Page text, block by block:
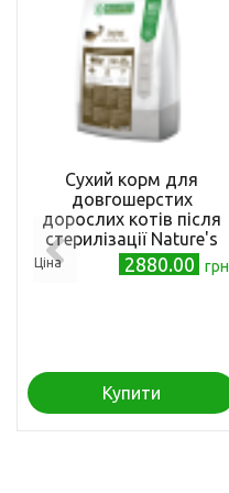
Сухий корм для
довгошерстих
дорослих котів після
стерилізації Nature's
Protection Sterilised Long
Hair 7kg
Ціна 2880.00 грн
Купити